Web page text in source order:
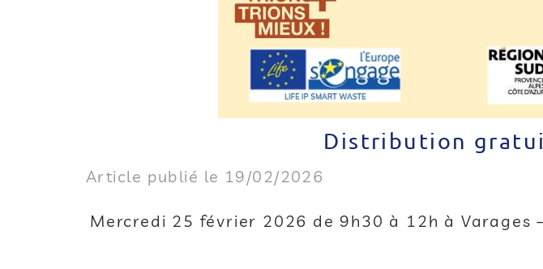
Distribution
Article publié le 19/02/2026
Mercredi 25 février 2026 de 9h30 à 12h à Varages